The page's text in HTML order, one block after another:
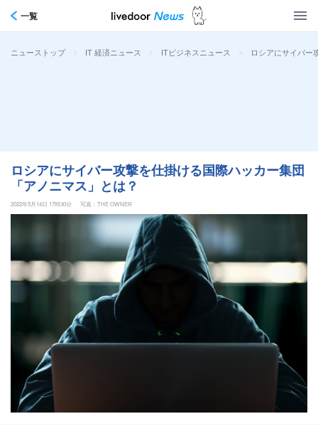
一覧
ニューストップ > IT 経済ニュース > ITビジネスニュース > ロシアにサイバー
ロシアにサイバー攻撃を仕掛ける国際ハッカー集団
「アノニマス」とは？
2022年5月14日 17時30分 写真：THE OWNER